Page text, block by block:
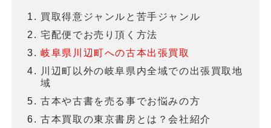
買取得意ジャンルと苦手ジャンル
宅配便でお売り頂く方法
岐阜県川辺町への古本出張買取
川辺町以外の岐阜県内全域での出張買取地
域
古本や古書を売る事でお悩みの方
古本買取の東京書房とは？会社紹介